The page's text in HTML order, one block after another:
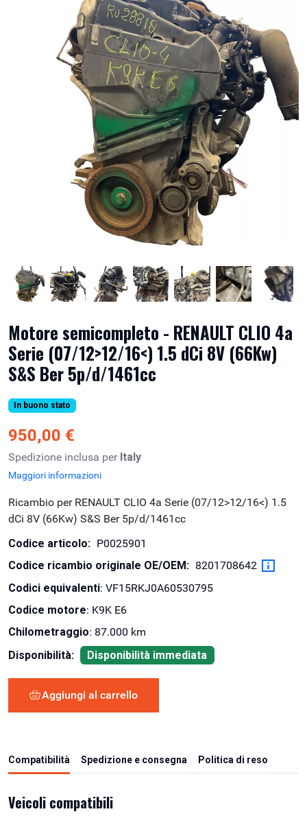
Motore semicompleto - RENAULT CLIO 4a
Serie (07/12>12/16<) 1.5 dCi 8V (66Kw)
S&S Ber 5p/d/1461cc
In buono stato
950,00 €
Spedizione inclusa per Italy
Maggiori informazioni
Ricambio per RENAULT CLIO 4a Serie (07/12>12/16<) 1.5
dCi 8V (66Kw) S&S Ber 5p/d/1461cc
Codice articolo: P0025901
Codice ricambio originale OE/OEM: 8201708642
Codici equivalenti: VF15RKJ0A60530795
Codice motore: K9K E6
Chilometraggio: 87.000 km
Disponibilità:
Disponibilità immediata
Aggiungi al carrello
Compatibilità Spedizione e consegna Politica di reso
Veicoli compatibili